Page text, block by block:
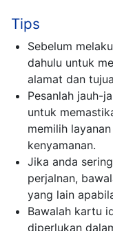
Tips
Sebelum
dahulu untuk
alamat dan
Pesanlah jauh-
untuk
memilih
kenyamanan.
Jika anda
perjalnan,
yang lain
Bawalah kartu
diperlukan